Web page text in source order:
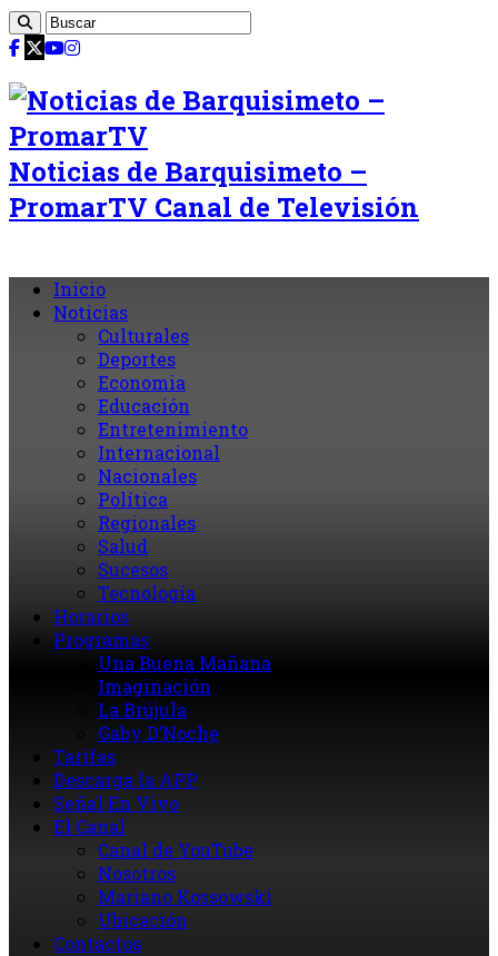
Noticias de Barquisimeto –
PromarTV Canal de Televisión
Inicio
Noticias
Culturales
Deportes
Economia
Educación
Entretenimiento
Internacional
Nacionales
Política
Regionales
Salud
Sucesos
Tecnología
Horarios
Programas
Una Buena Mañana
Imaginación
La Brújula
Gaby D’Noche
Tarifas
Descarga la APP
Señal En Vivo
El Canal
Canal de YouTube
Nosotros
Mariano Kossowski
Ubicación
Contactos